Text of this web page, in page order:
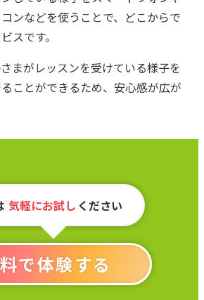
ンなどを使うことで、どこからで
スです。
まがレッスンを受けている様子を
ことができるため、安心感が広が
気軽にお試し ください
で体験する